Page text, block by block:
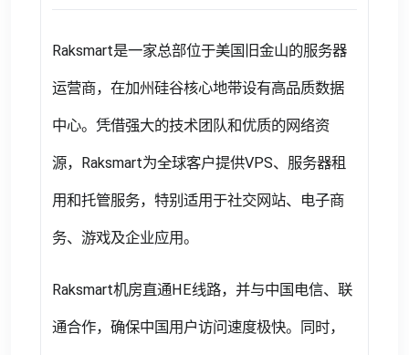
Raksmart是一家总部位于美国旧金山的服务器
运营商，在加州硅谷核心地带设有高品质数据
中心。凭借强大的技术团队和优质的网络资
源，Raksmart为全球客户提供VPS、服务器租
用和托管服务，特别适用于社交网站、电子商
务、游戏及企业应用。
Raksmart机房直通HE线路，并与中国电信、联
通合作，确保中国用户访问速度极快。同时，